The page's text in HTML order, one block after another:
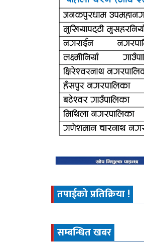
तपाईको प्रतिक्रिया !
सम्बन्धित खबर